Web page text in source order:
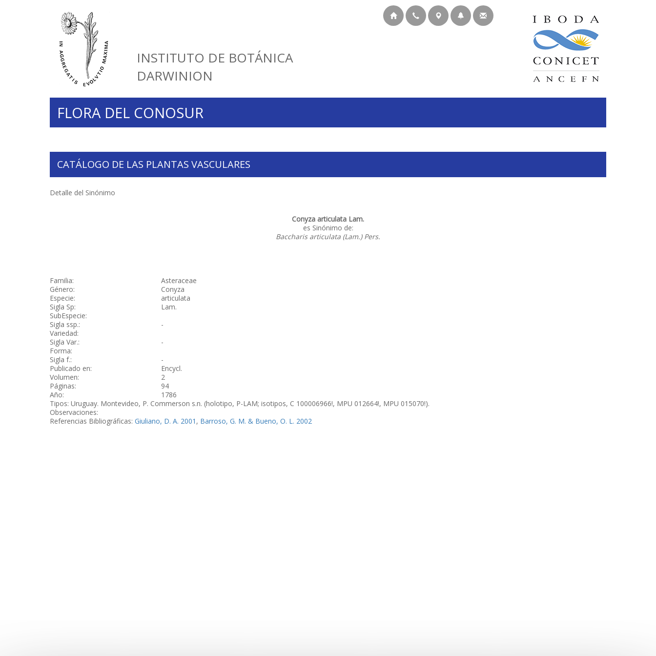
INSTITUTO DE BOTÁNICA
DARWINION
FLORA DEL CONOSUR
CATÁLOGO DE LAS PLANTAS VASCULARES
Detalle del Sinónimo
Conyza articulata Lam.
es Sinónimo de:
Baccharis articulata (Lam.) Pers.
Familia:
Asteraceae
Género:
Conyza
Especie:
articulata
Sigla Sp:
Lam.
SubEspecie:
Sigla ssp.:
-
Variedad:
Sigla Var.:
-
Forma:
Sigla f.:
-
Publicado en:
Encycl.
Volumen:
2
Páginas:
94
Año:
1786
Tipos: Uruguay. Montevideo, P. Commerson s.n. (holotipo, P-LAM; isotipos, C 100006966!, MPU 012664!, MPU 015070!).
Observaciones:
Referencias Bibliográficas: Giuliano, D. A. 2001 , Barroso, G. M. & Bueno, O. L. 2002